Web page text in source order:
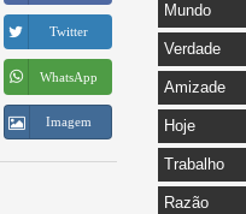
Twitter
WhatsApp
Imagem
Mundo
Verdade
Amizade
Hoje
Trabalho
Razão